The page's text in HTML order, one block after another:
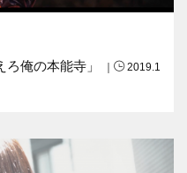
ろ俺の本能寺」
2019.1